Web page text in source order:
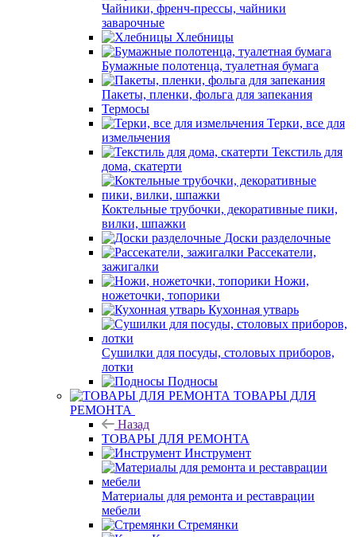
Чайники, френч-прессы, чайники
заварочные
Хлебницы
Бумажные полотенца, туалетная бумага
Пакеты, пленки, фольга для запекания
Термосы
Терки, все для
измельчения
Текстиль для
дома, скатерти
Коктельные трубочки, декоративные пики,
вилки, шпажки
Доски разделочные
Рассекатели,
зажигалки
Ножи,
ножеточки, топорики
Кухонная утварь
Сушилки для посуды, столовых приборов,
лотки
Подносы
ТОВАРЫ ДЛЯ
РЕМОНТА
Назад
ТОВАРЫ ДЛЯ РЕМОНТА
Инструмент
Материалы для ремонта и реставрации
мебели
Стремянки